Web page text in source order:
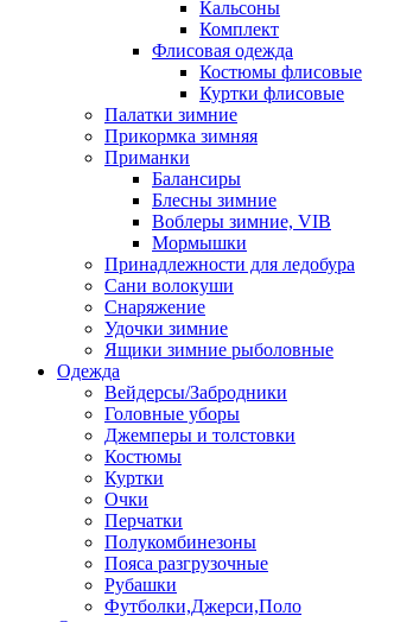
Кальсоны
Комплект
Флисовая одежда
Костюмы флисовые
Куртки флисовые
Палатки зимние
Прикормка зимняя
Приманки
Балансиры
Блесны зимние
Воблеры зимние, VIB
Мормышки
Принадлежности для ледобура
Сани волокуши
Снаряжение
Удочки зимние
Ящики зимние рыболовные
Одежда
Вейдерсы/Забродники
Головные уборы
Джемперы и толстовки
Костюмы
Куртки
Очки
Перчатки
Полукомбинезоны
Пояса разгрузочные
Рубашки
Футболки,Джерси,Поло